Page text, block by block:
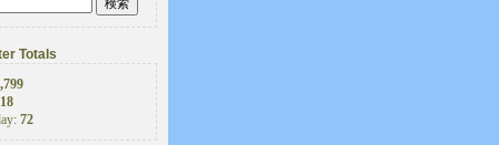
Totals
18
72